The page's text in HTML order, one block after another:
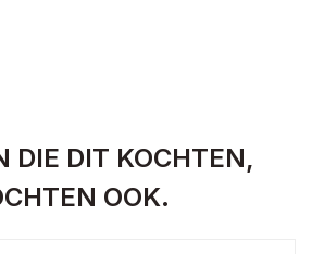
DIE DIT KOCHTEN,
OOK.